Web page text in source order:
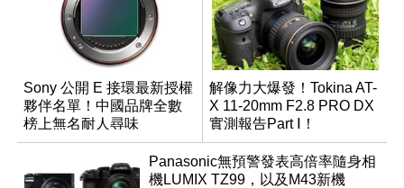
Sony 公開 E 接環最新授權
夥伴名單！中國品牌全數
榜上無名耐人尋味
解像力大爆發！Tokina AT-
X 11-20mm F2.8 PRO DX
實測報告Part Ⅰ！
Panasonic無預警發表高倍率隨身相
機LUMIX TZ99，以及M43新機